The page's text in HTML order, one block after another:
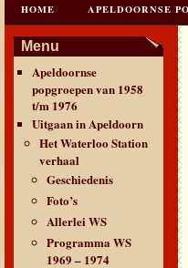
HOME APELDOORNSE
JAREN 60 FESTIVALS &
CONTACT &
Menu
Apeldoornse
popgroepen van 1958
t/m 1976
Uitgaan in Apeldoorn
Het Waterloo Station
verhaal
Geschiedenis
Foto’s
Allerlei WS
Programma WS
1969 – 1974